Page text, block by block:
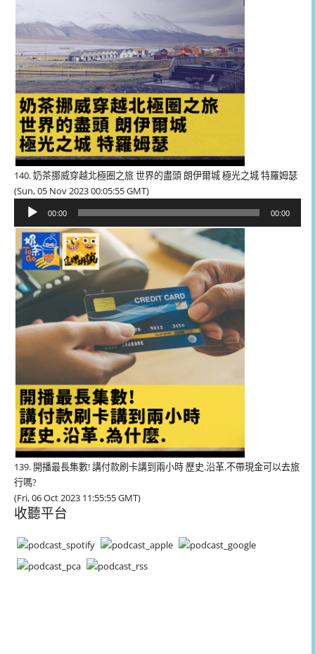
140. 奶茶挪威穿越北極圈之旅 世界的盡頭 朗伊爾城 極光之城 特羅姆瑟
(Sun, 05 Nov 2023 00:05:55 GMT)
播
放
器
00:00 00:00
139. 開播最長集數! 講付款刷卡講到兩小時 歷史.沿革.不帶現金可以去旅
行嗎?
(Fri, 06 Oct 2023 11:55:55 GMT)
收聽平台